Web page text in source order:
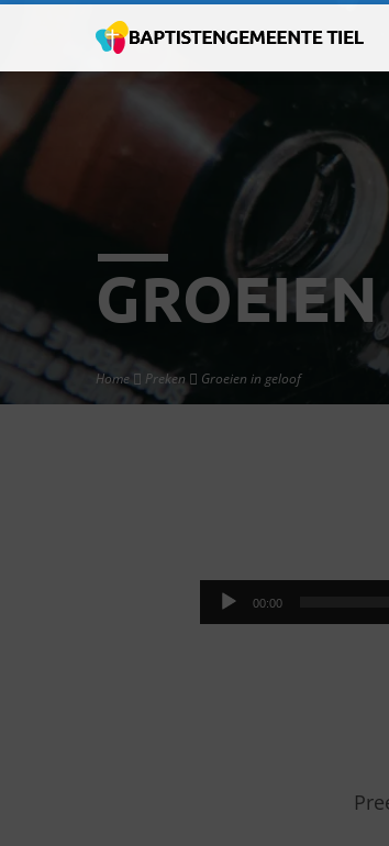
Home Preken Groeien in geloof
Audiospeler
00:00